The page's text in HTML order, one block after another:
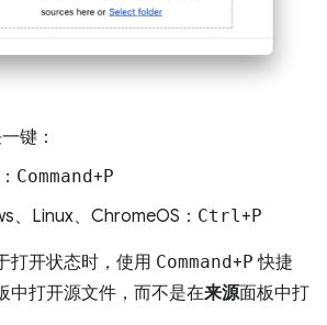
键：
Command+ P
、Linux、ChromeOS： Ctrl+ P
打开状态时，使用 Command+ P 快捷
中打开源文件，而不是在来源面板中打